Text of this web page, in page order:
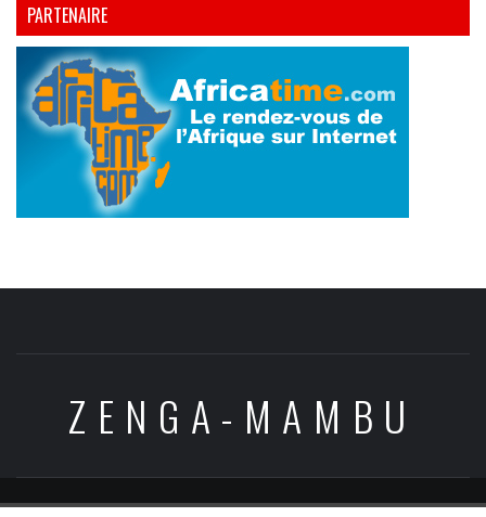
PARTENAIRE
ZENGA-MAMBU
Copyright © All rights reserved.|Theme:Elegant